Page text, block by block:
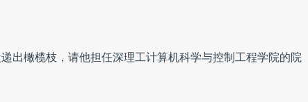
出橄榄枝，请他担任深理工计算机科学与控制工程学院的院